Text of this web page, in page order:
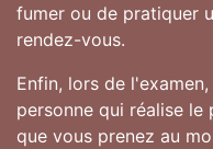
fumer ou de pratiquer
rendez-vous.
Enfin, lors de
personne qui réalise le
que vous prenez au